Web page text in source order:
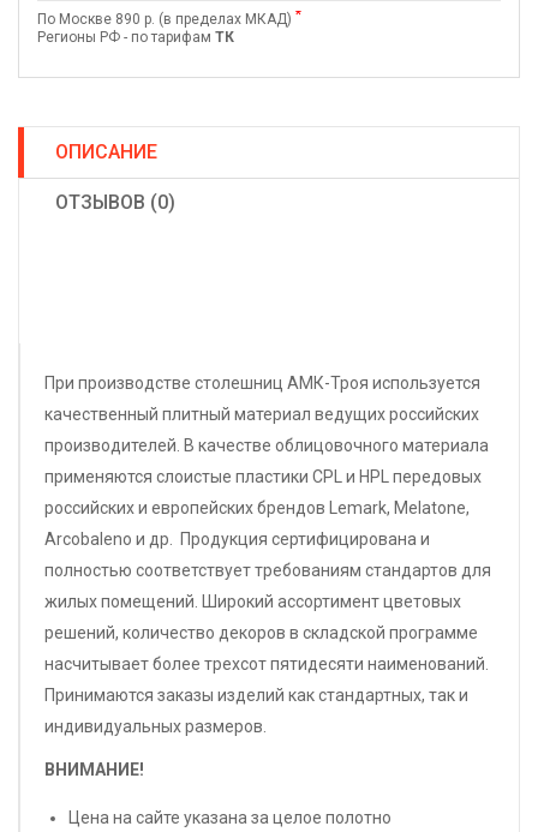
По Москве 890 р. (в пределах МКАД) *
Регионы РФ - по тарифам ТК
ОПИСАНИЕ
ОТЗЫВОВ (0)
При производстве столешниц АМК-Троя используется
качественный плитный материал ведущих российских
производителей. В качестве облицовочного материала
применяются слоистые пластики CPL и HPL передовых
российских и европейских брендов Lemark, Melatone,
Arcobaleno и др. Продукция сертифицирована и
полностью соответствует требованиям стандартов для
жилых помещений. Широкий ассортимент цветовых
решений, количество декоров в складской программе
насчитывает более трехсот пятидесяти наименований.
Принимаются заказы изделий как стандартных, так и
индивидуальных размеров.
ВНИМАНИЕ!
Цена на сайте указана за целое полотно